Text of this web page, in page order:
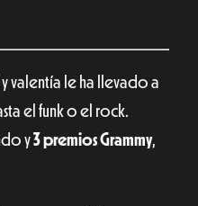
valentía le ha llevado a
el funk o el rock.
y3 premios Grammy,